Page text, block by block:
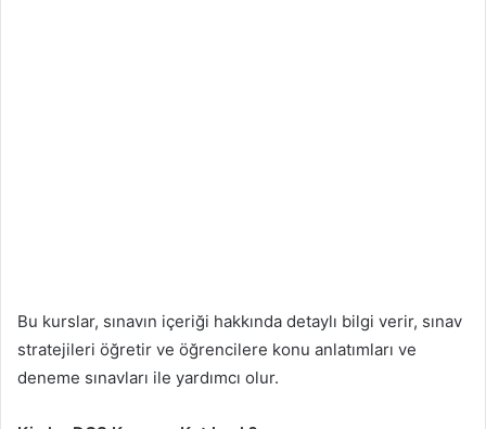
Bu kurslar, sınavın içeriği hakkında detaylı bilgi verir, sınav
stratejileri öğretir ve öğrencilere konu anlatımları ve
deneme sınavları ile yardımcı olur.